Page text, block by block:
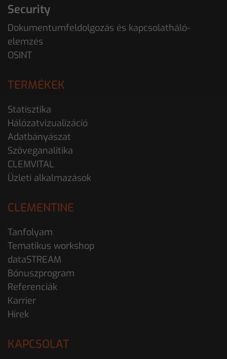
Security
Dokumentumfeldolgozás és kapcsolatháló-
elemzés
OSINT
TERMÉKEK
Statisztika
Hálózatvizualizáció
Adatbányászat
Szöveganalitika
CLEMVITAL
Üzleti alkalmazások
CLEMENTINE
Tanfolyam
Tematikus workshop
dataSTREAM
Bónuszprogram
Referenciák
Karrier
Hírek
KAPCSOLAT